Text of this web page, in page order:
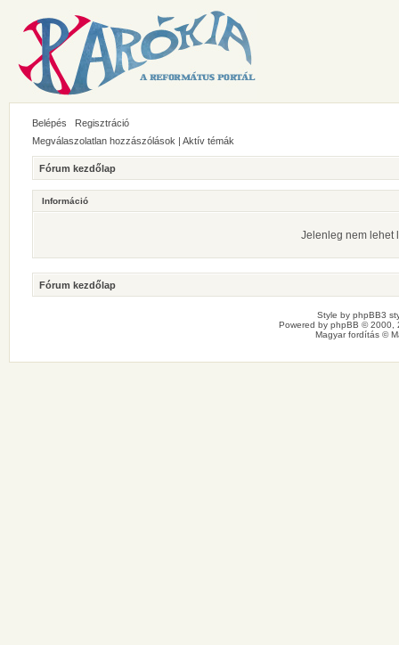
Belépés
Regisztráció
Megválaszolatlan hozzászólások | Aktív témák
Fórum kezdőlap
Információ
Jelenleg nem lehet
Fórum kezdőlap
Style by phpBB3
Powered by phpBB © 2000,
Magyar fordítás ©